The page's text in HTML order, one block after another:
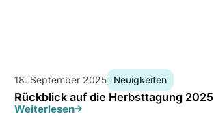
18. September 2025 Neuigkeiten
Rückblick auf die Herbsttagung 2025
Weiterlesen